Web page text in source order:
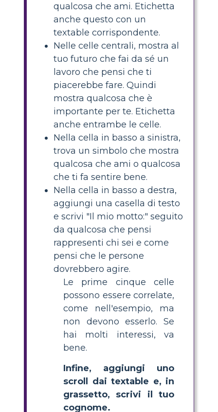
qualcosa che ami. Etichetta
anche questo con un
textable corrispondente.
Nelle celle centrali, mostra al
tuo futuro che fai da sé un
lavoro che pensi che ti
piacerebbe fare. Quindi
mostra qualcosa che è
importante per te. Etichetta
anche entrambe le celle.
Nella cella in basso a sinistra,
trova un simbolo che mostra
qualcosa che ami o qualcosa
che ti fa sentire bene.
Nella cella in basso a destra,
aggiungi una casella di testo
e scrivi "Il mio motto:" seguito
da qualcosa che pensi
rappresenti chi sei e come
pensi che le persone
dovrebbero agire.
Le prime cinque celle
possono essere correlate,
come nell'esempio, ma
non devono esserlo. Se
hai molti interessi, va
bene.
Infine, aggiungi uno
scroll dai textable e, in
grassetto, scrivi il tuo
cognome.